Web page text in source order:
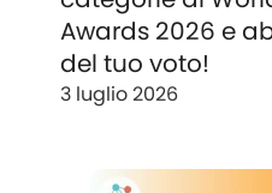
Awards 2026 e
del tuo voto!
3 luglio 2026